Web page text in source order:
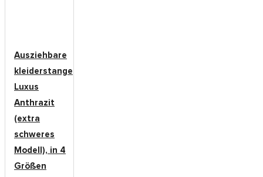
Ausziehbare
kleiderstange
Luxus
Anthrazit
(extra
schweres
Modell), in 4
Größen